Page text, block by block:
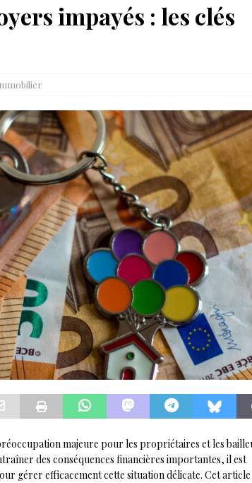
impayés : les clés
majeure pour les propriétaires et les
des conséquences financières importantes, il est
gérer efficacement cette situation délicate. Cet article